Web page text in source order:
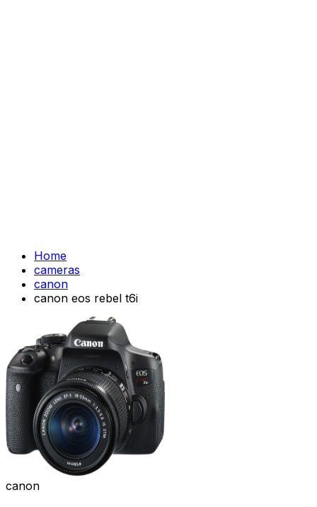
Home
cameras
canon
canon eos rebel t6i
canon